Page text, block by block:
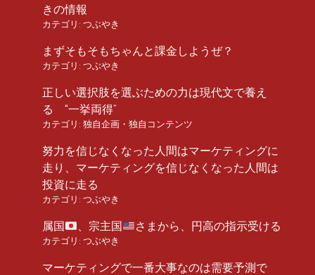
きの情報
カテゴリ: つぶやき
まずそもそもちゃんと課金しようぜ？
カテゴリ: つぶやき
正しい選択肢を選ぶための力は現代文で養え
る “一挙両得”
カテゴリ: 独自企画・独自コンテンツ
努力を信じなくなった人間はマーケティングに
走り、マーケティングを信じなくなった人間は
投資に走る
カテゴリ: つぶやき
属国 、宗主国 さまから、円高の指示受ける
カテゴリ: つぶやき
マーケティングで一番大事なのは需要予測で